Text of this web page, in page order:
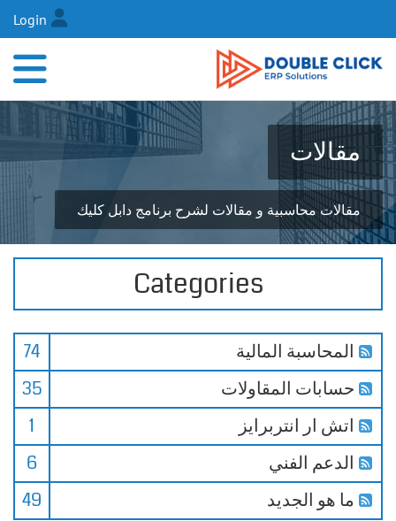
Login
مقالات
مقالات محاسبية و مقالات لشرح برنامج دابل كليك
Categories
المحاسبة المالية
74
حسابات المقاولات
35
اتش ار انتربرايز
1
الدعم الفني
6
ما هو الجديد
49